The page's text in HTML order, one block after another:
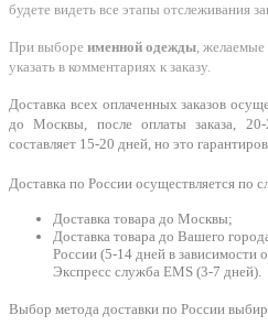
будете видеть все этапы отслеживания
При выборе именной одежды,
указать в комментариях к заказу.
Доставка всех оплаченных заказов
до Москвы, после оплаты заказа,
составляет 15-20 дней, но это
Доставка по России осуществляется по
Доставка товара до Москвы;
Доставка товара до Вашего
России (5-14 дней в зависимости
Экспресс служба EMS (3-7 дней).
Выбор метода доставки по России